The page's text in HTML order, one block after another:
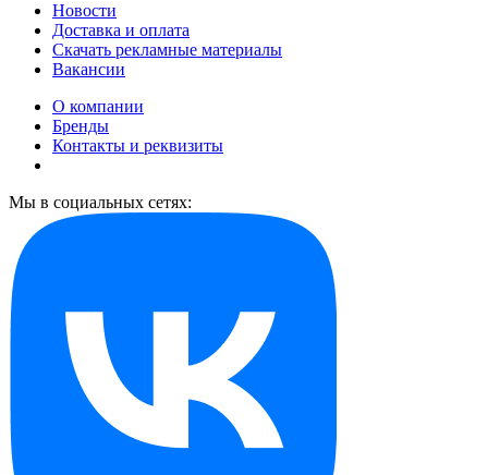
Новости
Доставка и оплата
Скачать рекламные материалы
Вакансии
О компании
Бренды
Контакты и реквизиты
Мы в социальных сетях: